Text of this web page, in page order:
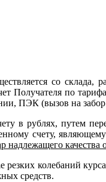
со склада,
Получателя по
ПЭК (вызов на
в рублях,
счету,
надлежащего качества
резких колебаний
средств.